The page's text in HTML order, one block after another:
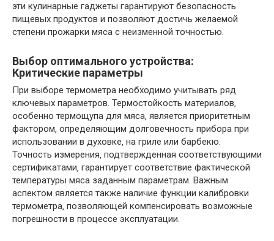
эти кулинарные гаджеты гарантируют безопасность
пищевых продуктов и позволяют достичь желаемой
степени прожарки мяса с неизменной точностью.
Выбор оптимального устройства:
Критические параметры
При выборе термометра необходимо учитывать ряд
ключевых параметров. Термостойкость материалов‚
особенно термощупа для мяса‚ является приоритетным
фактором‚ определяющим долговечность прибора при
использовании в духовке‚ на гриле или барбекю.
Точность измерения‚ подтвержденная соответствующими
сертификатами‚ гарантирует соответствие фактической
температуры мяса заданным параметрам. Важным
аспектом является также наличие функции калибровки
термометра‚ позволяющей компенсировать возможные
погрешности в процессе эксплуатации.